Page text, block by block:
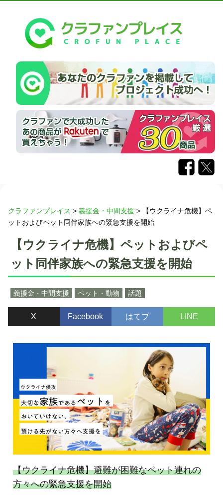
クラファンプレイス > 義援金・中間支援 >
【ウクライナ危機】ペ
ットおよびペット同伴家族への緊急支援を開始
【ウクライナ危機】ペットおよびペ
ット同伴家族への緊急支援を開始
義援金・中間支援 ペット・動物 話題
X Facebook はてブ LINE
【ウクライナ危機】避難が困難なペット連れの
方々への緊急支援を開始